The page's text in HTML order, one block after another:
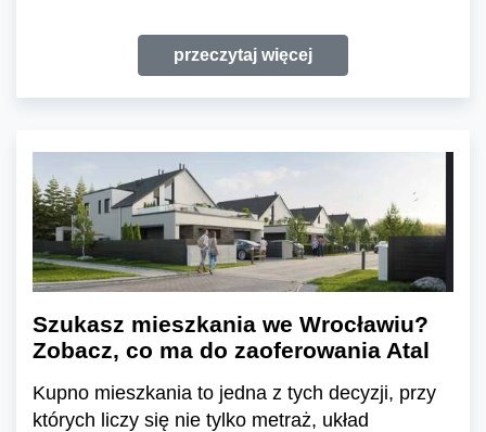
przeczytaj więcej
Szukasz mieszkania we Wrocławiu?
Zobacz, co ma do zaoferowania Atal
Kupno mieszkania to jedna z tych decyzji, przy
których liczy się nie tylko metraż, układ